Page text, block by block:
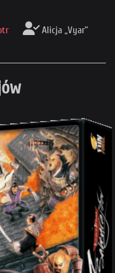
Alicja „Vyar”